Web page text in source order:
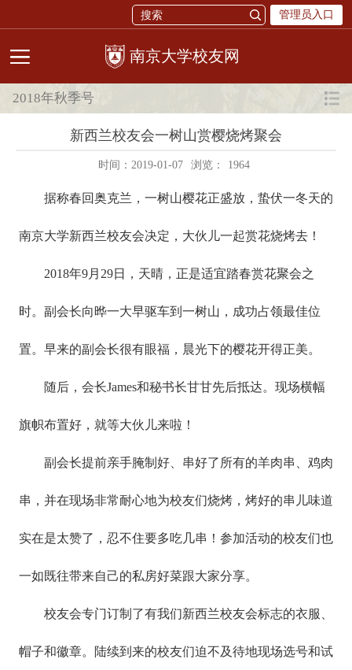
管理员入口
校友网
2018年秋季号
新西兰校友会一树山赏樱烧烤聚会
时间：2019-01-07 浏览： 1964
据称春回奥克兰，一树山樱花正盛放，蛰伏一冬天的
南京大学新西兰校友会决定，大伙儿一起赏花烧烤去！
2018年9月29日，天晴，正是适宜踏春赏花聚会之
时。副会长向晔一大早驱车到一树山，成功占领最佳位
置。早来的副会长很有眼福，晨光下的樱花开得正美。
随后，会长James和秘书长甘甘先后抵达。现场横幅
旗帜布置好，就等大伙儿来啦！
副会长提前亲手腌制好、串好了所有的羊肉串、鸡肉
串，并在现场非常耐心地为校友们烧烤，烤好的串儿味道
实在是太赞了，忍不住要多吃几串！参加活动的校友们也
一如既往带来自己的私房好菜跟大家分享。
校友会专门订制了有我们新西兰校友会标志的衣服、
帽子和徽章。陆续到来的校友们迫不及待地现场选号和试